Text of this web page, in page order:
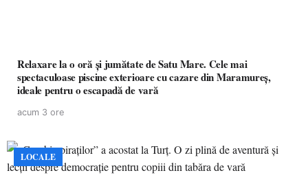
Relaxare la o oră și jumătate de Satu Mare. Cele mai
spectaculoase piscine exterioare cu cazare din Maramureș,
ideale pentru o escapadă de vară
acum 3 ore
LOCALE